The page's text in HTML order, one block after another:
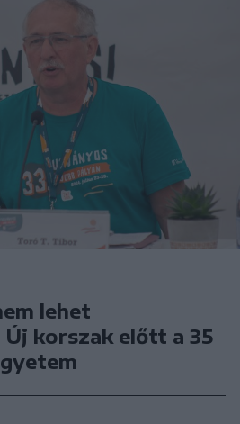
lehet
Új korszak előtt a 35